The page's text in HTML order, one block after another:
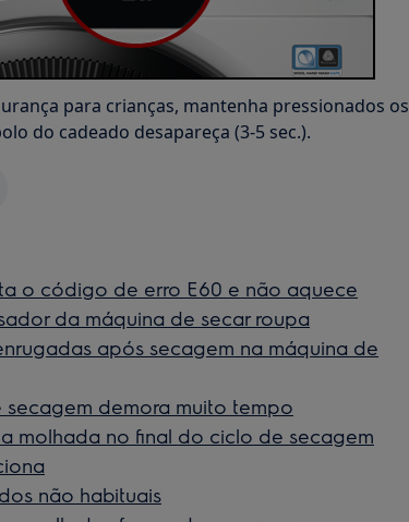
para crianças, mantenha pressionados os
do cadeado desapareça (3-5 sec.).
o código de erro E60 e não aquece
da máquina de secar roupa
após secagem na máquina de
demora muito tempo
molhada no final do ciclo de secagem
não habituais